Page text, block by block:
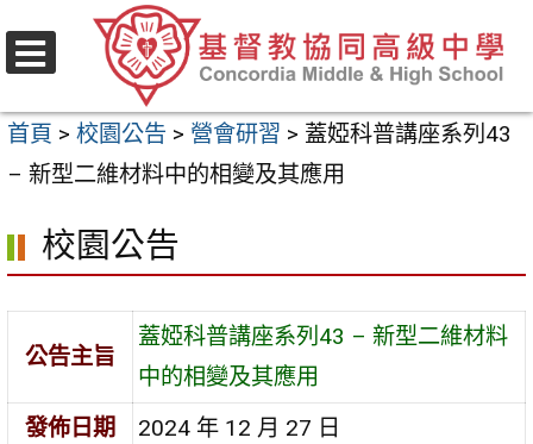
至
要
內
區
首頁 > 校園公告 > 營會研習 > 蓋婭科普講座系列43
– 新型二維材料中的相變及其應用
校園公告
公告主旨
蓋婭科普講座系列43 – 新型二維材料
中的相變及其應用
發佈日期
2024 年 12 月 27 日
選
單